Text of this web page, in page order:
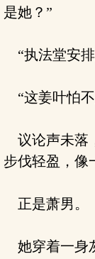
是她？”
“执法堂安
“这姜叶怕
议论声未落
步伐轻盈，像
正是萧男。
她穿着一身